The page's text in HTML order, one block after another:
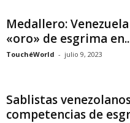
Medallero:
«oro» de esgrima
TouchéWorld - julio 9, 2023
Sablistas
competencias de